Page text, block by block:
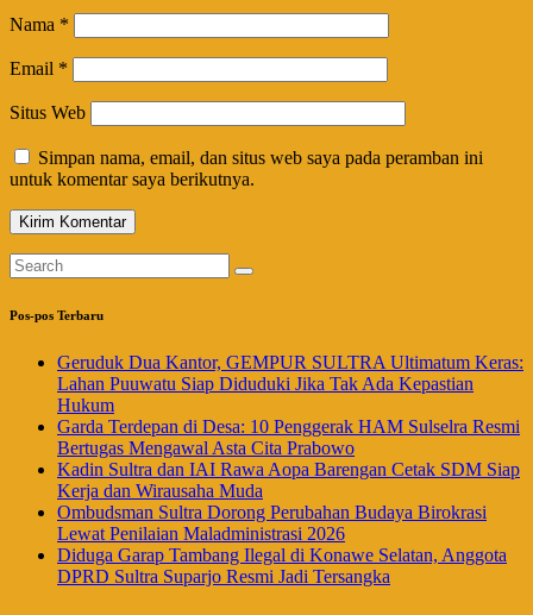
Nama *
Email *
Situs Web
Simpan nama, email, dan situs web saya pada peramban ini
untuk komentar saya berikutnya.
Pos-pos Terbaru
Geruduk Dua Kantor, GEMPUR SULTRA Ultimatum Keras:
Lahan Puuwatu Siap Diduduki Jika Tak Ada Kepastian
Hukum
Garda Terdepan di Desa: 10 Penggerak HAM Sulselra Resmi
Bertugas Mengawal Asta Cita Prabowo
Kadin Sultra dan IAI Rawa Aopa Barengan Cetak SDM Siap
Kerja dan Wirausaha Muda
Ombudsman Sultra Dorong Perubahan Budaya Birokrasi
Lewat Penilaian Maladministrasi 2026
Diduga Garap Tambang Ilegal di Konawe Selatan, Anggota
DPRD Sultra Suparjo Resmi Jadi Tersangka